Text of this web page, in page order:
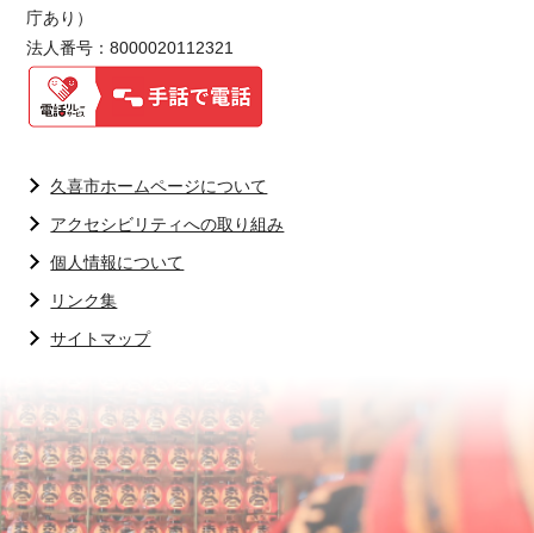
庁あり）
法人番号：8000020112321
久喜市ホームページについて
アクセシビリティへの取り組み
個人情報について
リンク集
サイトマップ